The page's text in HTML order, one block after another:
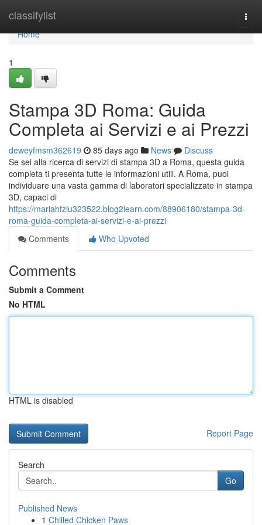
classifylist
Home
Home
1
Stampa 3D Roma: Guida
Completa ai Servizi e ai Prezzi
deweyfmsm362619 85 days ago News
Discuss
Se sei alla ricerca di servizi di stampa 3D a Roma, questa guida
completa ti presenta tutte le informazioni utili. A Roma, puoi
individuare una vasta gamma di laboratori specializzate in stampa
3D, capaci di
https://mariahfziu323522.blog2learn.com/88906180/stampa-3d-
roma-guida-completa-ai-servizi-e-ai-prezzi
Comments
Who Upvoted
Comments
Submit a Comment
No HTML
HTML is disabled
Report Page
Search
Go
Published News
1 Chilled Chicken Paws